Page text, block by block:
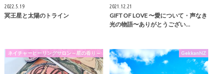
2022.5.19
冥王星と太陽のトライン
2021.12.21
GIFT OF LOVE 〜愛について・声なき
光の物語〜ありがとうござい…
ネイチャーヒーリングサロン～星の香り～ GekkanNZ